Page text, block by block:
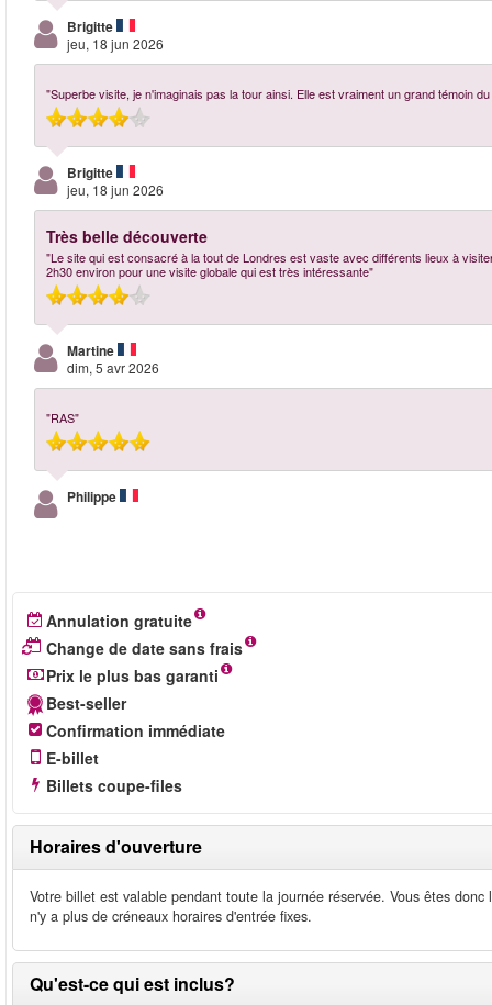
Brigitte
jeu, 18 jun 2026
"Superbe visite, je n'imaginais pas la tour ainsi. Elle est vraiment un grand témoin
Brigitte
jeu, 18 jun 2026
Très belle découverte
"Le site qui est consacré à la tout de Londres est vaste avec différents lieux à
2h30 environ pour une visite globale qui est très intéressante"
Martine
dim, 5 avr 2026
"RAS"
Philippe
Annulation gratuite
Change de date sans frais
Prix le plus bas garanti
Best-seller
Confirmation immédiate
E-billet
Billets coupe-files
Horaires d'ouverture
Votre billet est valable pendant toute la journée réservée. Vous êtes
n'y a plus de créneaux horaires d'entrée fixes.
Qu'est-ce qui est inclus?